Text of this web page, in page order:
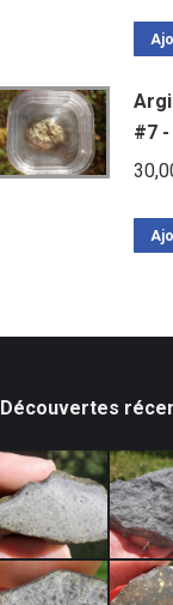
#7 -
Découvertes